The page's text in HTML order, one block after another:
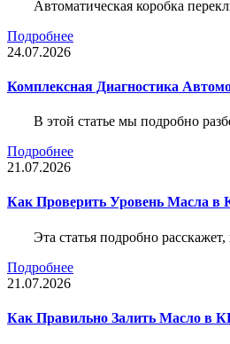
Автоматическая коробка
Подробнее
24.07.2026
Комплексная Диагностика
В этой статье мы подробно
Подробнее
21.07.2026
Как Проверить Уровень Масла
Эта статья подробно
Подробнее
21.07.2026
Как Правильно Залить Масло в